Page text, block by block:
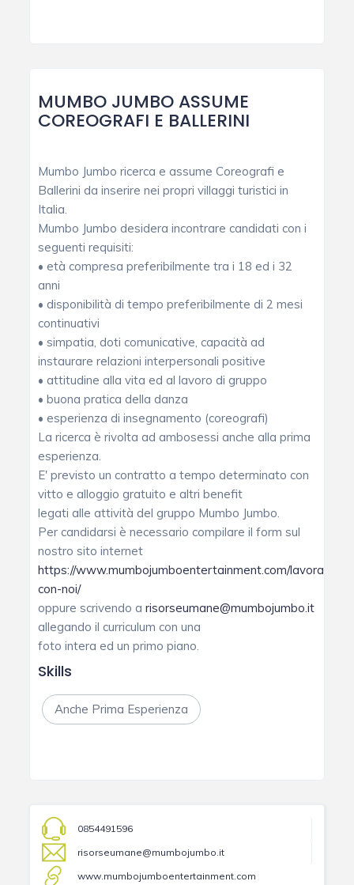
MUMBO JUMBO ASSUME
COREOGRAFI E BALLERINI
Mumbo Jumbo ricerca e assume Coreografi e
Ballerini da inserire nei propri villaggi turistici in
Italia.
Mumbo Jumbo desidera incontrare candidati con i
seguenti requisiti:
• età compresa preferibilmente tra i 18 ed i 32
anni
• disponibilità di tempo preferibilmente di 2 mesi
continuativi
• simpatia, doti comunicative, capacità ad
instaurare relazioni interpersonali positive
• attitudine alla vita ed al lavoro di gruppo
• buona pratica della danza
• esperienza di insegnamento (coreografi)
La ricerca è rivolta ad ambosessi anche alla prima
esperienza.
E' previsto un contratto a tempo determinato con
vitto e alloggio gratuito e altri benefit
legati alle attività del gruppo Mumbo Jumbo.
Per candidarsi è necessario compilare il form sul
nostro sito internet
https://www.mumbojumboentertainment.com/lavora-
con-noi/
oppure scrivendo arisorseumane@mumbojumbo.it
allegando il curriculum con una
foto intera ed un primo piano.
Skills
Anche Prima Esperienza
0854491596
risorseumane@mumbojumbo.it
www.mumbojumboentertainment.com